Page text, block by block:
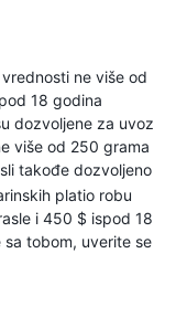
ne više od
18 godina
dozvoljene za uvoz
više od 250 grama
takođe dozvoljeno
platio robu
i 450 $ ispod 18
tobom, uverite se